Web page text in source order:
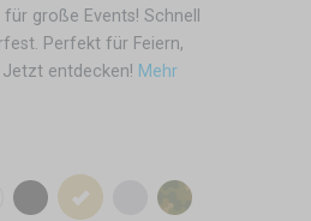
große Events! Schnell
Perfekt für Feiern,
entdecken! Mehr